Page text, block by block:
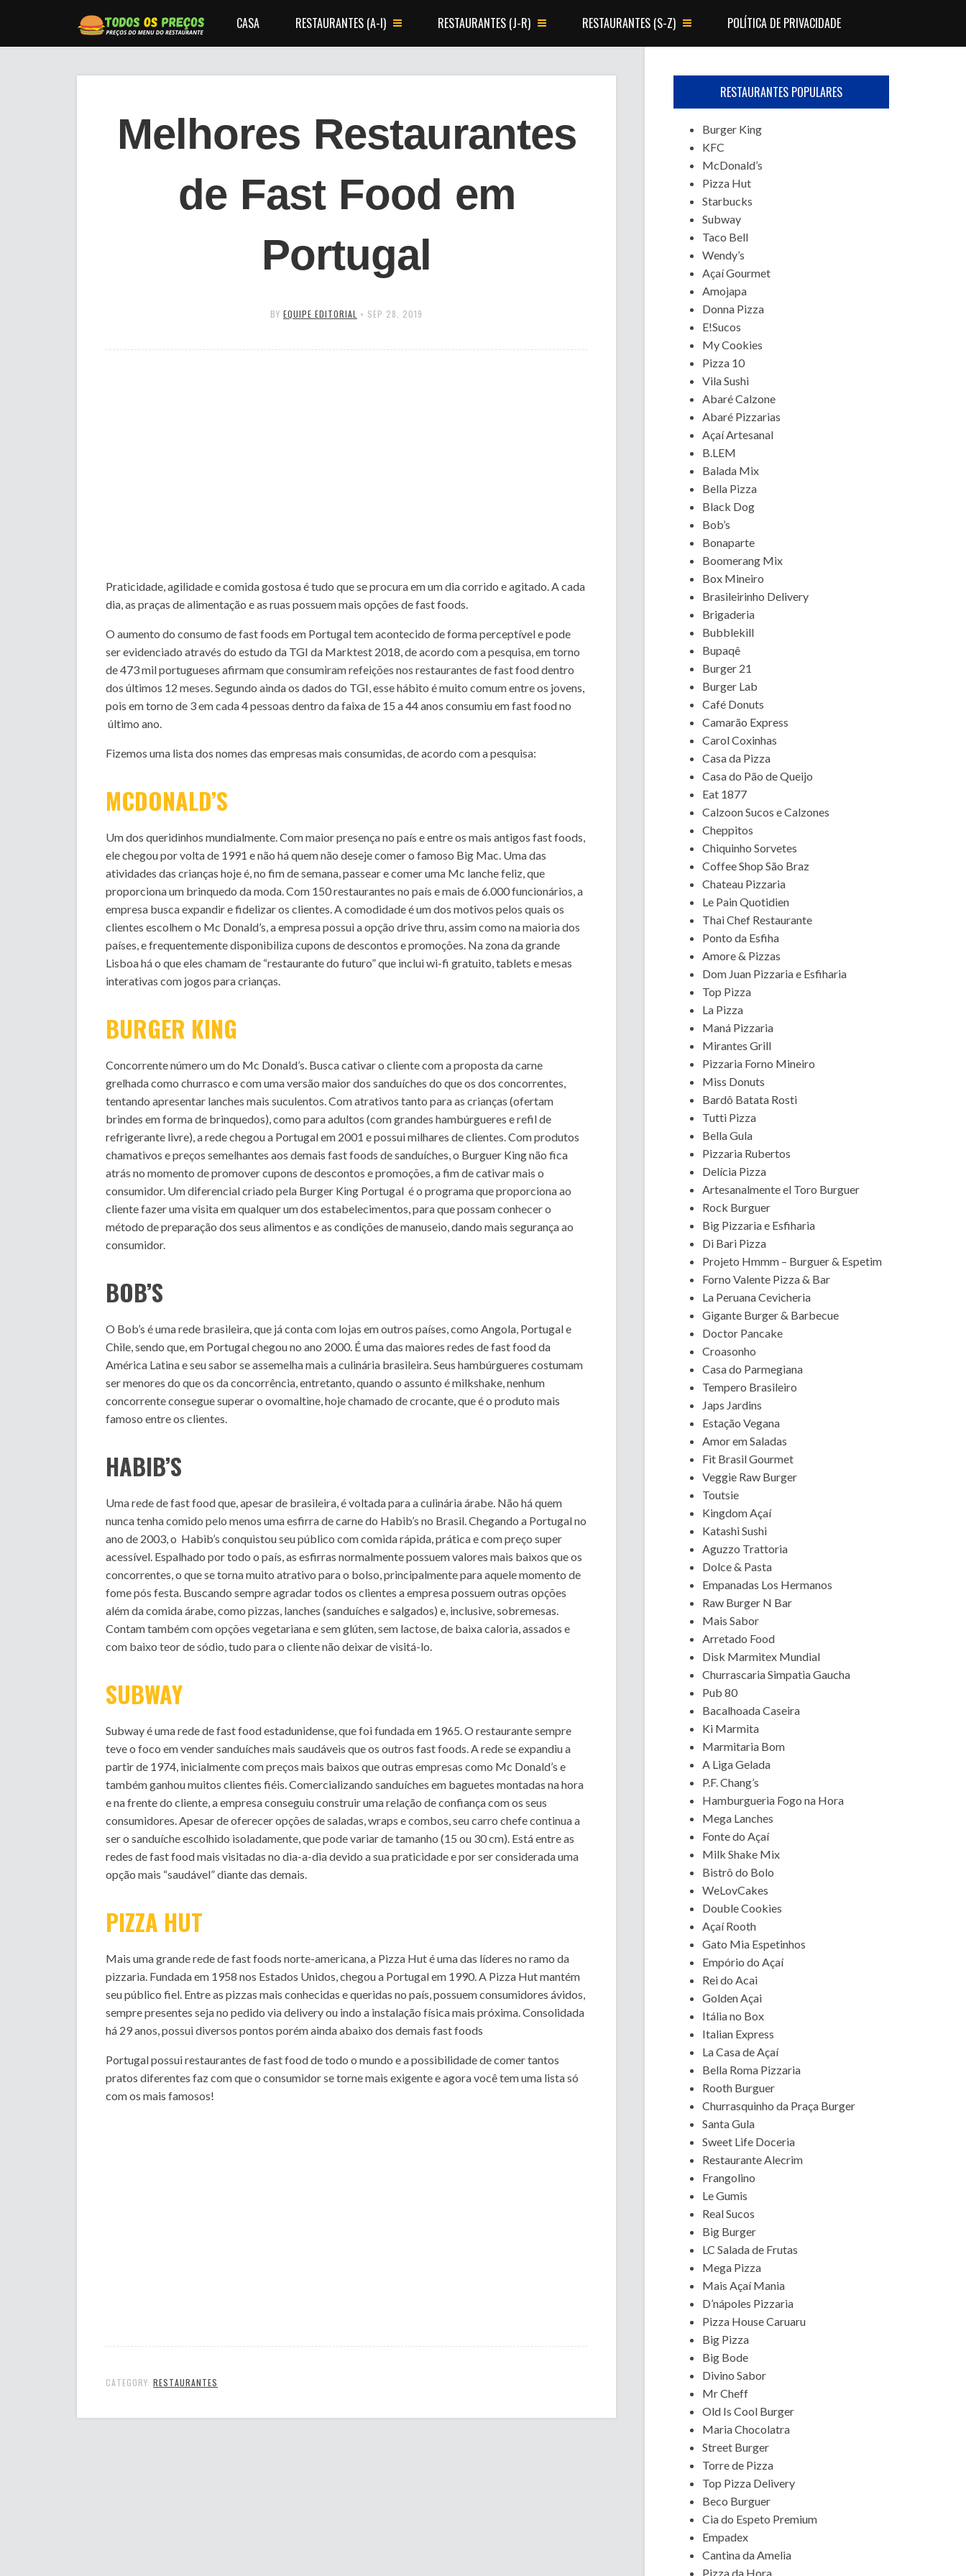
CASA RESTAURANTES (A-I) RESTAURANTES (J-R) RESTAURANTES (S-Z) POLÍTICA DE PRIVACIDADE
Melhores Restaurantes
de Fast Food em
Portugal
BY EQUIPE EDITORIAL • SEP 28, 2019
Praticidade, agilidade e comida gostosa é tudo que se procura em um dia corrido e agitado. A cada
dia, as praças de alimentação e as ruas possuem mais opções de fast foods.
O aumento do consumo de fast foods em Portugal tem acontecido de forma perceptível e pode
ser evidenciado através do estudo da TGI da Marktest 2018, de acordo com a pesquisa, em torno
de 473 mil portugueses afirmam que consumiram refeições nos restaurantes de fast food dentro
dos últimos 12 meses. Segundo ainda os dados do TGI, esse hábito é muito comum entre os jovens,
pois em torno de 3 em cada 4 pessoas dentro da faixa de 15 a 44 anos consumiu em fast food no
último ano.
Fizemos uma lista dos nomes das empresas mais consumidas, de acordo com a pesquisa:
MCDONALD’S
Um dos queridinhos mundialmente. Com maior presença no país e entre os mais antigos fast foods,
ele chegou por volta de 1991 e não há quem não deseje comer o famoso Big Mac. Uma das
atividades das crianças hoje é, no fim de semana, passear e comer uma Mc lanche feliz, que
proporciona um brinquedo da moda. Com 150 restaurantes no país e mais de 6.000 funcionários, a
empresa busca expandir e fidelizar os clientes. A comodidade é um dos motivos pelos quais os
clientes escolhem o Mc Donald’s, a empresa possui a opção drive thru, assim como na maioria dos
países, e frequentemente disponibiliza cupons de descontos e promoções. Na zona da grande
Lisboa há o que eles chamam de “restaurante do futuro” que inclui wi-fi gratuito, tablets e mesas
interativas com jogos para crianças.
BURGER KING
Concorrente número um do Mc Donald’s. Busca cativar o cliente com a proposta da carne
grelhada como churrasco e com uma versão maior dos sanduíches do que os dos concorrentes,
tentando apresentar lanches mais suculentos. Com atrativos tanto para as crianças (ofertam
brindes em forma de brinquedos), como para adultos (com grandes hambúrgueres e refil de
refrigerante livre), a rede chegou a Portugal em 2001 e possui milhares de clientes. Com produtos
chamativos e preços semelhantes aos demais fast foods de sanduíches, o Burguer King não fica
atrás no momento de promover cupons de descontos e promoções, a fim de cativar mais o
consumidor. Um diferencial criado pela Burger King Portugal é o programa que proporciona ao
cliente fazer uma visita em qualquer um dos estabelecimentos, para que possam conhecer o
método de preparação dos seus alimentos e as condições de manuseio, dando mais segurança ao
consumidor.
BOB’S
O Bob’s é uma rede brasileira, que já conta com lojas em outros países, como Angola, Portugal e
Chile, sendo que, em Portugal chegou no ano 2000. É uma das maiores redes de fast food da
América Latina e seu sabor se assemelha mais a culinária brasileira. Seus hambúrgueres costumam
ser menores do que os da concorrência, entretanto, quando o assunto é milkshake, nenhum
concorrente consegue superar o ovomaltine, hoje chamado de crocante, que é o produto mais
famoso entre os clientes.
HABIB’S
Uma rede de fast food que, apesar de brasileira, é voltada para a culinária árabe. Não há quem
nunca tenha comido pelo menos uma esfirra de carne do Habib’s no Brasil. Chegando a Portugal no
ano de 2003, o Habib’s conquistou seu público com comida rápida, prática e com preço super
acessível. Espalhado por todo o país, as esfirras normalmente possuem valores mais baixos que os
concorrentes, o que se torna muito atrativo para o bolso, principalmente para aquele momento de
fome pós festa. Buscando sempre agradar todos os clientes a empresa possuem outras opções
além da comida árabe, como pizzas, lanches (sanduíches e salgados) e, inclusive, sobremesas.
Contam também com opções vegetariana e sem glúten, sem lactose, de baixa caloria, assados e
com baixo teor de sódio, tudo para o cliente não deixar de visitá-lo.
SUBWAY
Subway é uma rede de fast food estadunidense, que foi fundada em 1965. O restaurante sempre
teve o foco em vender sanduíches mais saudáveis que os outros fast foods. A rede se expandiu a
partir de 1974, inicialmente com preços mais baixos que outras empresas como Mc Donald’s e
também ganhou muitos clientes fiéis. Comercializando sanduíches em baguetes montadas na hora
e na frente do cliente, a empresa conseguiu construir uma relação de confiança com os seus
consumidores. Apesar de oferecer opções de saladas, wraps e combos, seu carro chefe continua a
ser o sanduíche escolhido isoladamente, que pode variar de tamanho (15 ou 30 cm). Está entre as
redes de fast food mais visitadas no dia-a-dia devido a sua praticidade e por ser considerada uma
opção mais “saudável” diante das demais.
PIZZA HUT
Mais uma grande rede de fast foods norte-americana, a Pizza Hut é uma das líderes no ramo da
pizzaria. Fundada em 1958 nos Estados Unidos, chegou a Portugal em 1990. A Pizza Hut mantém
seu público fiel. Entre as pizzas mais conhecidas e queridas no país, possuem consumidores ávidos,
sempre presentes seja no pedido via delivery ou indo a instalação física mais próxima. Consolidada
há 29 anos, possui diversos pontos porém ainda abaixo dos demais fast foods
Portugal possui restaurantes de fast food de todo o mundo e a possibilidade de comer tantos
pratos diferentes faz com que o consumidor se torne mais exigente e agora você tem uma lista só
com os mais famosos!
CATEGORY: RESTAURANTES
RESTAURANTES POPULARES
Burger King
KFC
McDonald’s
Pizza Hut
Starbucks
Subway
Taco Bell
Wendy’s
Açaí Gourmet
Amojapa
Donna Pizza
E!Sucos
My Cookies
Pizza 10
Vila Sushi
Abaré Calzone
Abaré Pizzarias
Açaí Artesanal
B.LEM
Balada Mix
Bella Pizza
Black Dog
Bob’s
Bonaparte
Boomerang Mix
Box Mineiro
Brasileirinho Delivery
Brigaderia
Bubblekill
Bupaqê
Burger 21
Burger Lab
Café Donuts
Camarão Express
Carol Coxinhas
Casa da Pizza
Casa do Pão de Queijo
Eat 1877
Calzoon Sucos e Calzones
Cheppitos
Chiquinho Sorvetes
Coffee Shop São Braz
Chateau Pizzaria
Le Pain Quotidien
Thai Chef Restaurante
Ponto da Esfiha
Amore & Pizzas
Dom Juan Pizzaria e Esfiharia
Top Pizza
La Pizza
Maná Pizzaria
Mirantes Grill
Pizzaria Forno Mineiro
Miss Donuts
Bardô Batata Rosti
Tutti Pizza
Bella Gula
Pizzaria Rubertos
Delícia Pizza
Artesanalmente el Toro Burguer
Rock Burguer
Big Pizzaria e Esfiharia
Di Bari Pizza
Projeto Hmmm – Burguer & Espetim
Forno Valente Pizza & Bar
La Peruana Cevicheria
Gigante Burger & Barbecue
Doctor Pancake
Croasonho
Casa do Parmegiana
Tempero Brasileiro
Japs Jardins
Estação Vegana
Amor em Saladas
Fit Brasil Gourmet
Veggie Raw Burger
Toutsie
Kingdom Açaí
Katashi Sushi
Aguzzo Trattoria
Dolce & Pasta
Empanadas Los Hermanos
Raw Burger N Bar
Mais Sabor
Arretado Food
Disk Marmitex Mundial
Churrascaria Simpatia Gaucha
Pub 80
Bacalhoada Caseira
Ki Marmita
Marmitaria Bom
A Liga Gelada
P.F. Chang’s
Hamburgueria Fogo na Hora
Mega Lanches
Fonte do Açaí
Milk Shake Mix
Bistrô do Bolo
WeLovCakes
Double Cookies
Açaí Rooth
Gato Mia Espetinhos
Empório do Açaí
Rei do Acai
Golden Açai
Itália no Box
Italian Express
La Casa de Açaí
Bella Roma Pizzaria
Rooth Burguer
Churrasquinho da Praça Burger
Santa Gula
Sweet Life Doceria
Restaurante Alecrim
Frangolino
Le Gumis
Real Sucos
Big Burger
LC Salada de Frutas
Mega Pizza
Mais Açaí Mania
D’nápoles Pizzaria
Pizza House Caruaru
Big Pizza
Big Bode
Divino Sabor
Mr Cheff
Old Is Cool Burger
Maria Chocolatra
Street Burger
Torre de Pizza
Top Pizza Delivery
Beco Burguer
Cia do Espeto Premium
Empadex
Cantina da Amelia
Pizza da Hora